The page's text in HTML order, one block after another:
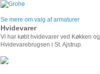
Se mere om valg af armaturer
Hvidevarer
Vi har købt hvidevarer ved Køkken og
Hvidevarebrugsen i St. Ajstrup.